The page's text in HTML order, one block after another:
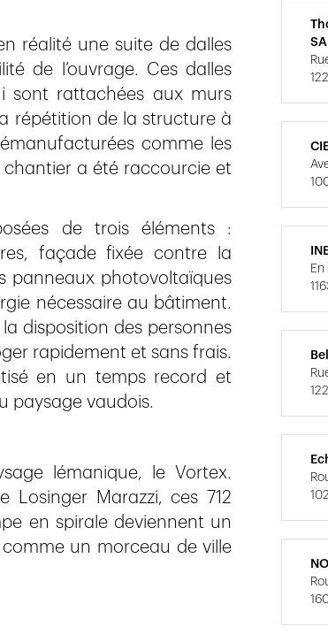
réalité une suite de dalles
de l’ouvrage. Ces dalles
sont rattachées aux murs
répétition de la structure à
comme les
chantier a été raccourcie et
de trois éléments :
façade fixée contre la
panneaux photovoltaïques
nécessaire au bâtiment.
disposition des personnes
rapidement et sans frais.
en un temps record et
paysage vaudois.
lémanique, le Vortex.
Losinger Marazzi, ces 712
en spirale deviennent un
un morceau de ville
SA